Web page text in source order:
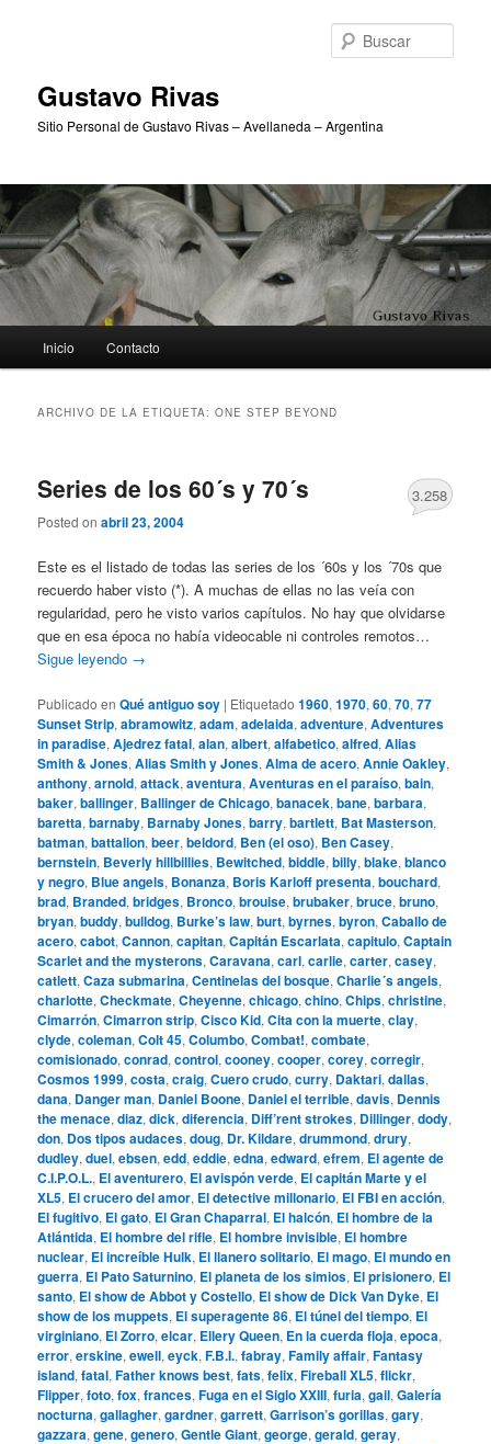
Gustavo Rivas
Sitio Personal de Gustavo Rivas – Avellaneda – Argentina
principal
Inicio Contacto
ARCHIVO DE LA ETIQUETA:ONE STEP BEYOND
Series de los 60´s y 70´s
Posted onabril 23, 2004
3.258
Este es el listado de todas las series de los ´60s y los ´70s que
recuerdo haber visto (*). A muchas de ellas no las veía con
regularidad, pero he visto varios capítulos. No hay que olvidarse
que en esa época no había videocable ni controles remotos…
Sigue leyendo →
Publicado en Qué antiguo soy | Etiquetado 1960,1970,60,70,77
Sunset Strip,abramowitz,adam,adelaida,adventure,Adventures
in paradise,Ajedrez fatal,alan,albert,alfabetico,alfred,Alias
Smith & Jones,Alias Smith y Jones,Alma de acero,Annie Oakley,
anthony,arnold,attack,aventura,Aventuras en el paraíso,bain,
baker,ballinger, Ballinger de Chicago,banacek,bane,barbara,
baretta,barnaby, Barnaby Jones,barry,bartlett, Bat Masterson,
batman,battalion,beer,beldord, Ben (el oso), Ben Casey,
bernstein, Beverly hillbillies, Bewitched,biddle,billy,blake,blanco
y negro, Blue angels, Bonanza, Boris Karloff presenta,bouchard,
brad, Branded,bridges, Bronco,brouise,brubaker,bruce,bruno,
bryan,buddy,bulldog, Burke’s law,burt,byrnes,byron,Caballo de
acero,cabot,Cannon,capitan,Capitán Escarlata,capitulo,Captain
Scarlet and the mysterons,Caravana,carl,carlie,carter,casey,
catlett,Caza submarina,Centinelas del bosque,Charlie´s angels,
charlotte,Checkmate,Cheyenne,chicago,chino,Chips,christine,
Cimarrón,Cimarron strip,Cisco Kid,Cita con la muerte,clay,
clyde,coleman,Colt 45,Columbo,Combat!,combate,
comisionado,conrad,control,cooney,cooper,corey,corregir,
Cosmos 1999,costa,craig,Cuero crudo,curry, Daktari,dallas,
dana, Danger man, Daniel Boone, Daniel el terrible,davis, Dennis
the menace,diaz,dick,diferencia, Diff’rent strokes, Dillinger,dody,
don, Dos tipos audaces,doug, Dr. Kildare,drummond,drury,
dudley,duel,ebsen,edd,eddie,edna,edward,efrem, El agente de
C.I.P.O.L., El aventurero, El avispón verde, El capitán Marte y el
XL5, El crucero del amor, El detective millonario, El FBI en acción,
El fugitivo, El gato, El Gran Chaparral, El halcón, El hombre de la
Atlántida, El hombre del rifle, El hombre invisible, El hombre
nuclear, El increíble Hulk, El llanero solitario, El mago, El mundo en
guerra, El Pato Saturnino, El planeta de los simios, El prisionero, El
santo, El show de Abbot y Costello, El show de Dick Van Dyke, El
show de los muppets, El superagente 86, El túnel del tiempo, El
virginiano, El Zorro,elcar, Ellery Queen, En la cuerda floja,epoca,
error,erskine,ewell,eyck,F.B.I.,fabray,Family affair,Fantasy
island,fatal,Father knows best,fats,felix,Fireball XL5,flickr,
Flipper,foto,fox,frances,Fuga en el Siglo XXIII,furia,gail,Galería
nocturna,gallagher,gardner,garrett,Garrison’s gorillas,gary,
gazzara,gene,genero,Gentle Giant,george,gerald,geray,